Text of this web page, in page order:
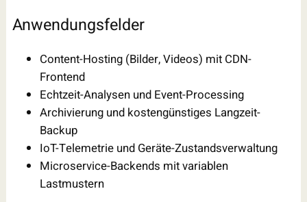
Anwendungsfelder
Content-Hosting (Bilder, Videos) mit CDN-
Frontend
Echtzeit-Analysen und Event-Processing
Archivierung und kostengünstiges Langzeit-
Backup
IoT-Telemetrie und Geräte-Zustandsverwaltung
Microservice-Backends mit variablen
Lastmustern